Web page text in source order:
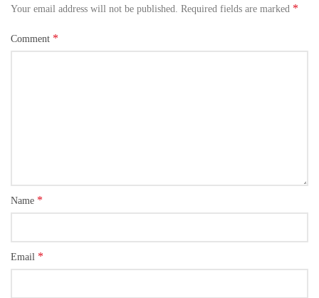
Your email address will not be published. Required fields are marked *
Comment *
Name *
Email *